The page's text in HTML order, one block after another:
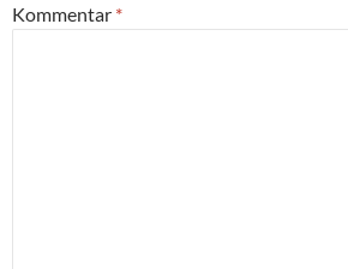
Kommentar *